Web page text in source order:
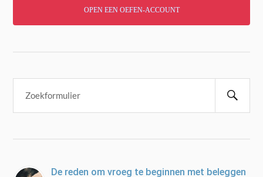
OPEN EEN OEFEN-ACCOUNT
De reden om vroeg te beginnen met beleggen